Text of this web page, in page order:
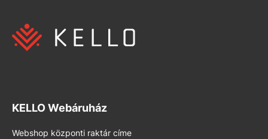
KELLO Webáruház
Webshop központi raktár címe